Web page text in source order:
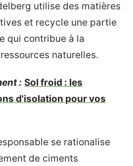
utilise des matières
et recycle une partie
qui contribue à la
naturelles.
: Sol froid : les
d'isolation pour vos
se rationalise
de ciments